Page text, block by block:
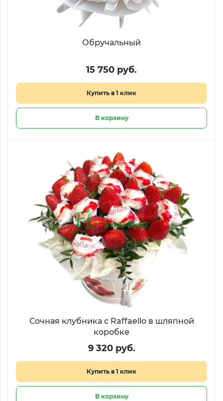
Обручальный
15 750 руб.
Купить в 1 клик
В корзину
Сочная клубника с Raffaello в шляпной
коробке
9 320 руб.
Купить в 1 клик
В корзину